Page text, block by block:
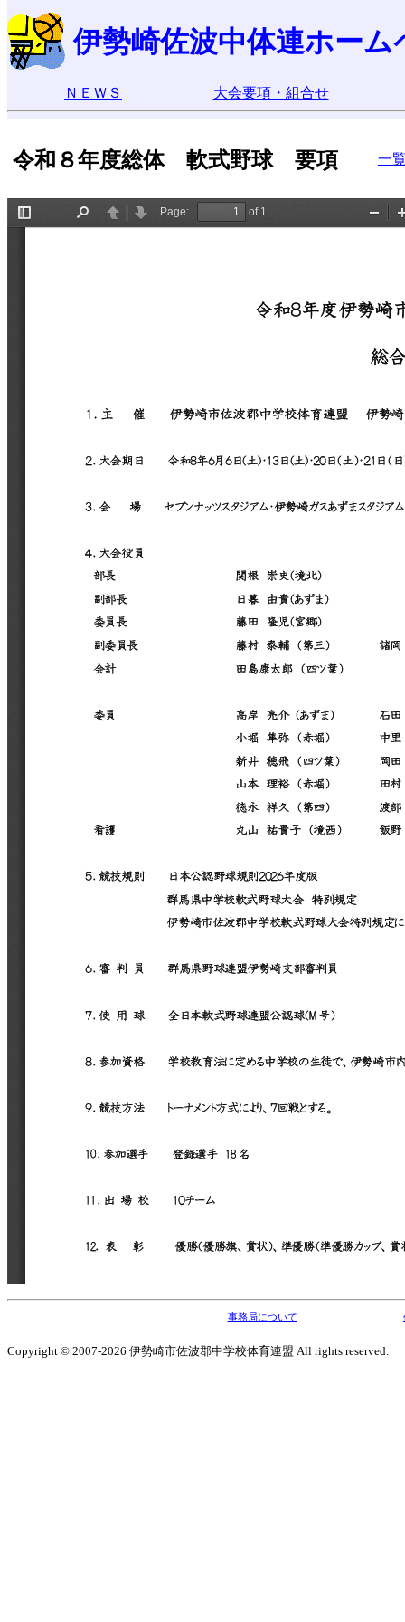
伊勢崎佐波中体連ホーム
ＮＥＷＳ 大会要項・組合せ
令和８年度総体 軟式野球 要項 一
事務局について
Copyright © 2007-2026 伊勢崎市佐波郡中学校体育連盟 All rights reserved.